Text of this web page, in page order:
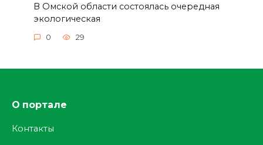
В Омской области состоялась очередная
экологическая
0 29
О портале
Контакты